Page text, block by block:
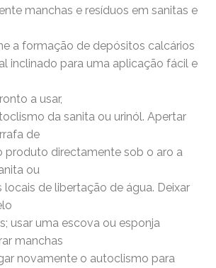
manchas e resíduos em sanitas e
a formação de depósitos calcários
inclinado para uma aplicação fácil e
a usar,
da sanita ou urinól. Apertar
de
produto directamente sob o aro a
ou
locais de libertação de água. Deixar
usar uma escova ou esponja
manchas
novamente o autoclismo para